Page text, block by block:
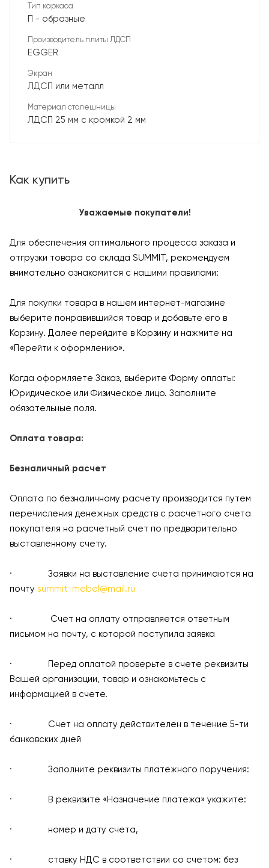
Тип каркаса
П - образные
Производитель плиты ЛДСП
EGGER
Экран
ЛДСП или металл
Материал столешницы
ЛДСП 25 мм с кромкой 2 мм
Как купить
Уважаемые покупатели!
Для обеспечения оптимального процесса заказа и
отгрузки товара со склада SUMMIT, рекомендуем
внимательно ознакомится с нашими правилами:
Для покупки товара в нашем интернет-магазине
выберите понравившийся товар и добавьте его в
Корзину. Далее перейдите в Корзину и нажмите на
«Перейти к оформлению».
Когда оформляете Заказ, выберите Форму оплаты:
Юридическое или Физическое лицо. Заполните
обязательные поля.
Оплата товара:
Безналичный расчет
Оплата по безналичному расчету производится путем
перечисления денежных средств с расчетного счета
покупателя на расчетный счет по предварительно
выставленному счету.
· Заявки на выставление счета принимаются на
почту summit-mebel@mail.ru
· Счет на оплату отправляется ответным
письмом на почту, с которой поступила заявка
· Перед оплатой проверьте в счете реквизиты
Вашей организации, товар и ознакомьтесь с
информацией в счете.
· Счет на оплату действителен в течение 5-ти
банковских дней
· Заполните реквизиты платежного поручения:
· В реквизите «Назначение платежа» укажите:
· номер и дату счета,
· ставку НДС в соответствии со счетом: без